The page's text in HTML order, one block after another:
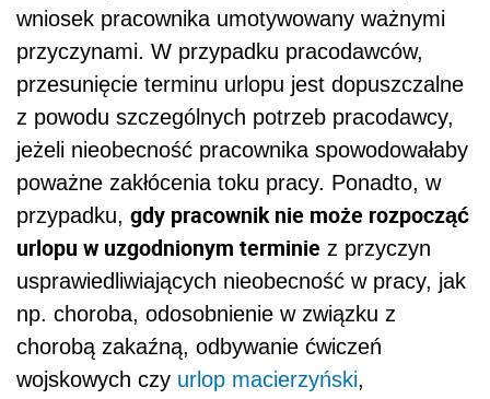
wniosek pracownika umotywowany ważnymi
przyczynami. W przypadku pracodawców,
przesunięcie terminu urlopu jest dopuszczalne
z powodu szczególnych potrzeb pracodawcy,
jeżeli nieobecność pracownika spowodowałaby
poważne zakłócenia toku pracy. Ponadto, w
przypadku, gdy pracownik nie może rozpocząć
urlopu w uzgodnionym terminie z przyczyn
usprawiedliwiających nieobecność w pracy, jak
np. choroba, odosobnienie w związku z
chorobą zakaźną, odbywanie ćwiczeń
wojskowych czy urlop macierzyński,